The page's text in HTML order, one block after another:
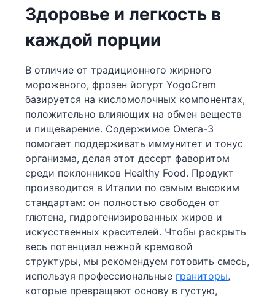
Здоровье и легкость в
каждой порции
В отличие от традиционного жирного
мороженого, фрозен йогурт YogoCrem
базируется на кисломолочных компонентах,
положительно влияющих на обмен веществ
и пищеварение. Содержимое Омега-3
помогает поддерживать иммунитет и тонус
организма, делая этот десерт фаворитом
среди поклонников Healthy Food. Продукт
производится в Италии по самым высоким
стандартам: он полностью свободен от
глютена, гидрогенизированных жиров и
искусственных красителей. Чтобы раскрыть
весь потенциал нежной кремовой
структуры, мы рекомендуем готовить смесь,
используя профессиональные граниторы,
которые превращают основу в густую,